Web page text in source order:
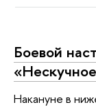
Боевой
Накануне в